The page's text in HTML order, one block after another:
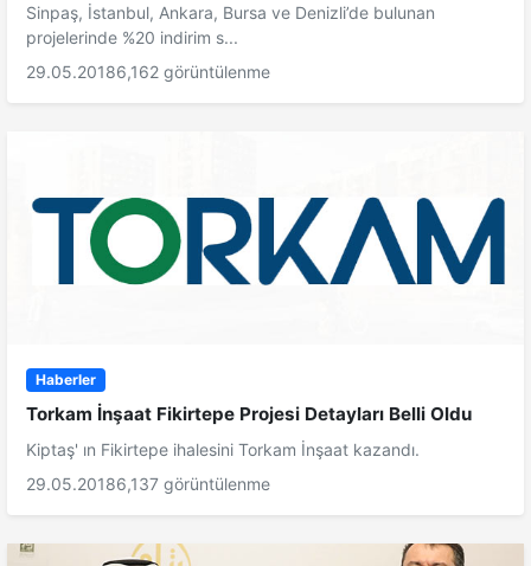
Sinpaş, İstanbul, Ankara, Bursa ve Denizli’de bulunan
projelerinde %20 indirim s...
29.05.20186,162 görüntülenme
Haberler
Torkam İnşaat Fikirtepe Projesi Detayları Belli Oldu
Kiptaş' ın Fikirtepe ihalesini Torkam İnşaat kazandı.
29.05.20186,137 görüntülenme